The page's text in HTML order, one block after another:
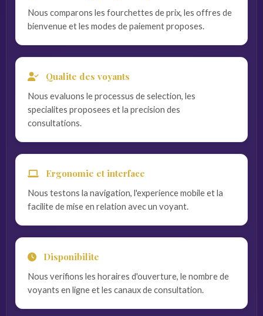
Nous comparons les fourchettes de prix, les offres de
bienvenue et les modes de paiement proposes.
Qualite des voyants
Nous evaluons le processus de selection, les
specialites proposees et la precision des
consultations.
Ergonomie et interface
Nous testons la navigation, l'experience mobile et la
facilite de mise en relation avec un voyant.
Disponibilite
Nous verifions les horaires d'ouverture, le nombre de
voyants en ligne et les canaux de consultation.